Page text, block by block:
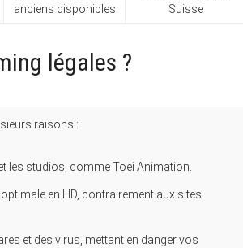
anciens disponibles
Suisse
légales ?
raisons :
les studios, comme Toei Animation.
en HD, contrairement aux sites
et des virus, mettant en danger vos